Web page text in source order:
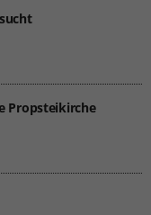
Propsteikirche